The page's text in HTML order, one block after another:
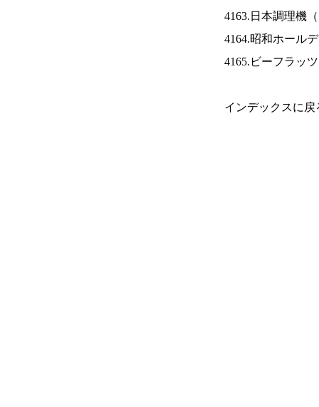
4163.日本調理機（
4164.昭和ホール
4165.ビーフラッ
インデックスに戻